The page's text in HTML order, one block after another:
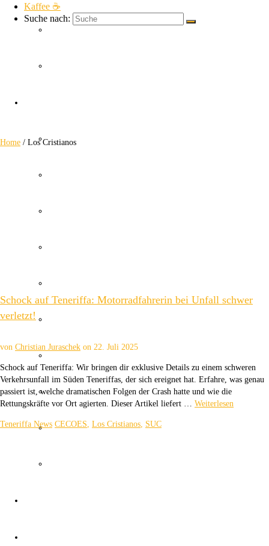
Guardia Civil
Policia Local Canarias
Immobilien Kanaren
Kaffee ☕
Suche nach:
Los Cristianos
Home / Los Cristianos
Schock auf Teneriffa: Motorradfahrerin bei Unfall schwer
verletzt!
von Christian Juraschek on 22. Juli 2025
Schock auf Teneriffa: Wir bringen dir exklusive Details zu einem schweren
Verkehrsunfall im Süden Teneriffas, der sich ereignet hat. Erfahre, was genau
passiert ist, welche dramatischen Folgen der Crash hatte und wie die
Rettungskräfte vor Ort agierten. Dieser Artikel liefert … Weiterlesen
Teneriffa News CECOES, Los Cristianos, SUC